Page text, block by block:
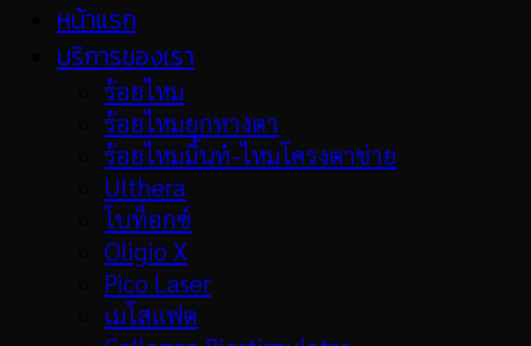
หน้าแรก
บริการของเรา
ร้อยไหม
ร้อยไหมยกหางตา
ร้อยไหมมิ้นท์-ไหมโครงตาข่าย
Ulthera
โบท็อกซ์
Oligio X
Pico Laser
เมโสแฟต